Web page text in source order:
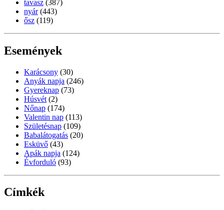
tavasz (387)
nyár (443)
ősz (119)
Események
Karácsony (30)
Anyák napja (246)
Gyereknap (73)
Húsvét (2)
Nőnap (174)
Valentin nap (113)
Születésnap (109)
Babalátogatás (20)
Esküvő (43)
Apák napja (124)
Évforduló (93)
Címkék